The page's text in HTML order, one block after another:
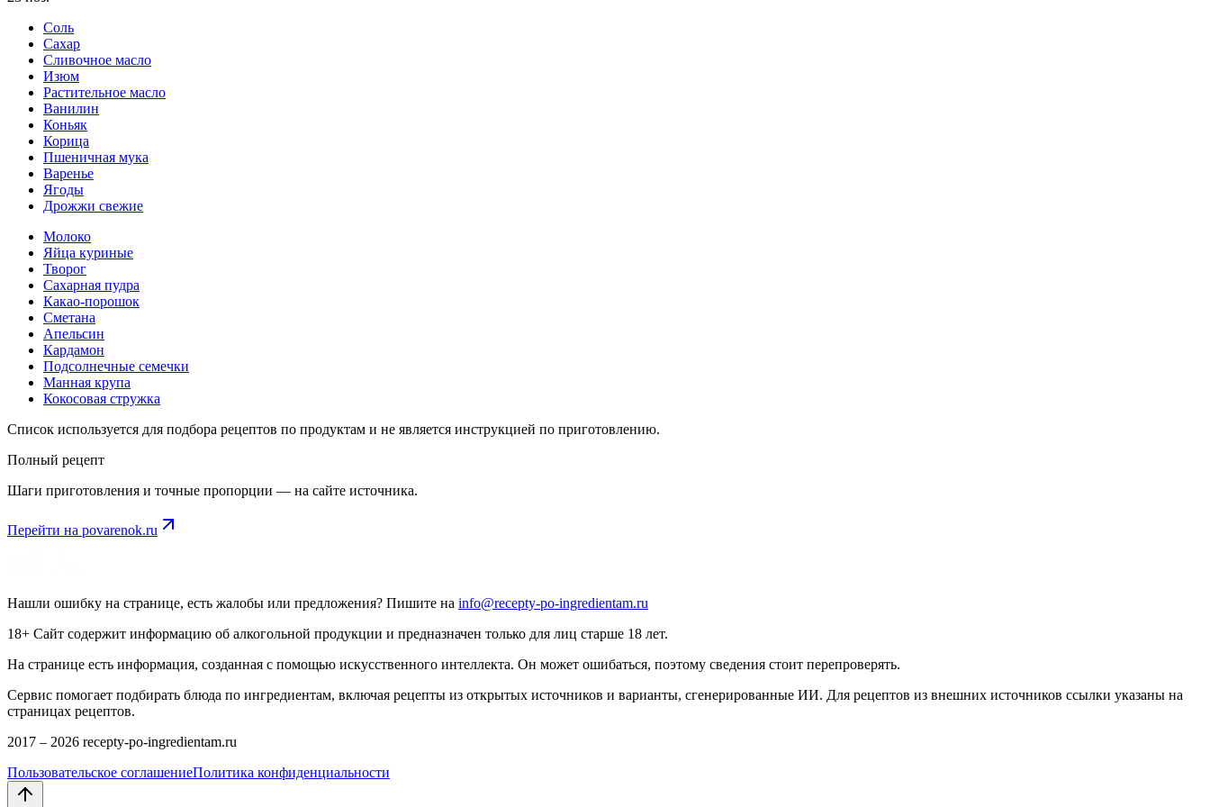
Соль
Сахар
Сливочное масло
Изюм
Растительное масло
Ванилин
Коньяк
Корица
Пшеничная мука
Варенье
Ягоды
Дрожжи свежие
Молоко
Яйца куриные
Творог
Сахарная пудра
Какао-порошок
Сметана
Апельсин
Кардамон
Подсолнечные семечки
Манная крупа
Кокосовая стружка
Список используется для подбора рецептов по продуктам и не является инструкцией по приготовлению.
Полный рецепт
Шаги приготовления и точные пропорции — на сайте источника.
Перейти на povarenok.ru
Нашли ошибку на странице, есть жалобы или предложения? Пишите на info@recepty-po-ingredientam.ru
18+ Сайт содержит информацию об алкогольной продукции и предназначен только для лиц старше 18 лет.
На странице есть информация, созданная с помощью искусственного интеллекта. Он может ошибаться, поэтому сведения стоит перепроверять.
Сервис помогает подбирать блюда по ингредиентам, включая рецепты из открытых источников и варианты, сгенерированные ИИ. Для рецептов из внешних источников ссылки указаны на
страницах рецептов.
2017 – 2026 recepty-po-ingredientam.ru
Пользовательское соглашениеПолитика конфиденциальности